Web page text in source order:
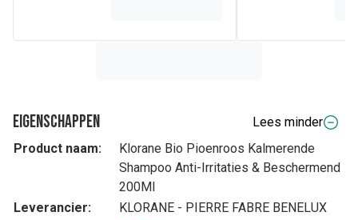
Eigenschappen
Lees minder
Product naam:
Klorane Bio Pioenroos Kalmerende
Shampoo Anti-Irritaties & Beschermend
200Ml
Leverancier:
KLORANE - PIERRE FABRE BENELUX